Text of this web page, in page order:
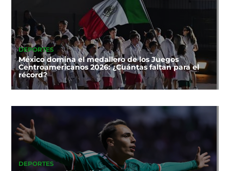
DEPORTES
México domina el medallero de los Juegos
Centroamericanos 2026: ¿Cuántas faltan para el
récord?
DEPORTES